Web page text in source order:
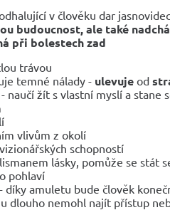
v člověku dar
budoucnost, ale také
při bolestech zad
trávou
temné nálady - ulevuje od
naučí žít s vlastní myslí a stane
vlivům z okolí
schopností
lásky, pomůže se stát
pohlaví
díky amuletu bude člověk
dlouho nemohl najít přístup